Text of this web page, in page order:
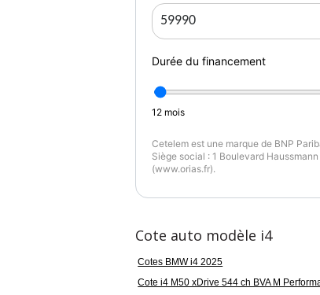
La garantie actuelle peut être
Nous pouvons reprendre votre
Couleur
noir
Durée du financement
12 mois
Cetelem est une marque de BNP
Siège social : 1 Boulevard
(www.orias.fr).
Cote auto modèle i4
Cotes BMW i4 2025
Cote i4 M50 xDrive 544 ch BVA M